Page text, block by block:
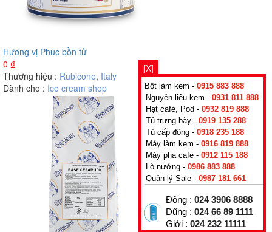
Hương vị Phúc bồn tử
0 ₫
Thương hiệu : Rubicone, Italy
Dành cho : Ice cream shop
[X]
Bột làm kem - 0915 883 888
Nguyên liệu kem - 0931 811 888
Hạt cafe, Pod - 0932 819 888
Tủ trưng bày - 0919 135 288
Tủ cấp đông - 0918 235 188
Máy làm kem - 0916 819 888
Máy pha cafe - 0912 115 188
Lò nướng - 0986 883 888
Quản lý Sale - 0987 181 661
Đông : 024 3906 8888
Dũng : 024 66 89 1111
Giới : 024 232 11111